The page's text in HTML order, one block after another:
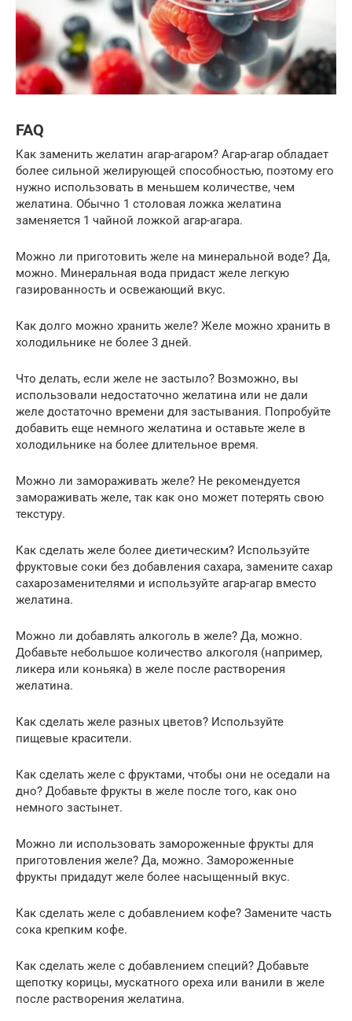
FAQ
Как заменить желатин агар-агаром? Агар-агар обладает
более сильной желирующей способностью, поэтому его
нужно использовать в меньшем количестве, чем
желатина. Обычно 1 столовая ложка желатина
заменяется 1 чайной ложкой агар-агара.
Можно ли приготовить желе на минеральной воде? Да,
можно. Минеральная вода придаст желе легкую
газированность и освежающий вкус.
Как долго можно хранить желе? Желе можно хранить в
холодильнике не более 3 дней.
Что делать, если желе не застыло? Возможно, вы
использовали недостаточно желатина или не дали
желе достаточно времени для застывания. Попробуйте
добавить еще немного желатина и оставьте желе в
холодильнике на более длительное время.
Можно ли замораживать желе? Не рекомендуется
замораживать желе, так как оно может потерять свою
текстуру.
Как сделать желе более диетическим? Используйте
фруктовые соки без добавления сахара, замените сахар
сахарозаменителями и используйте агар-агар вместо
желатина.
Можно ли добавлять алкоголь в желе? Да, можно.
Добавьте небольшое количество алкоголя (например,
ликера или коньяка) в желе после растворения
желатина.
Как сделать желе разных цветов? Используйте
пищевые красители.
Как сделать желе с фруктами, чтобы они не оседали на
дно? Добавьте фрукты в желе после того, как оно
немного застынет.
Можно ли использовать замороженные фрукты для
приготовления желе? Да, можно. Замороженные
фрукты придадут желе более насыщенный вкус.
Как сделать желе с добавлением кофе? Замените часть
сока крепким кофе.
Как сделать желе с добавлением специй? Добавьте
щепотку корицы, мускатного ореха или ванили в желе
после растворения желатина.